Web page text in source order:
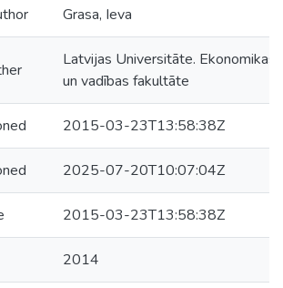
Grasa, Ieva
Latvijas Universitāte. Ekonomikas
un vadības fakultāte
2015-03-23T13:58:38Z
2025-07-20T10:07:04Z
2015-03-23T13:58:38Z
2014